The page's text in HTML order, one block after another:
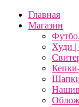
Главная
Магазин
Худи